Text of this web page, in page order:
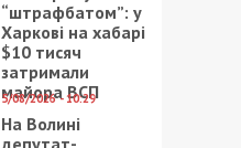
“штрафбатом”: у
Харкові на хабарі
$10 тисяч
затримали
майора ВСП
5/08/2026 - 10:29
На Волині
депутат-